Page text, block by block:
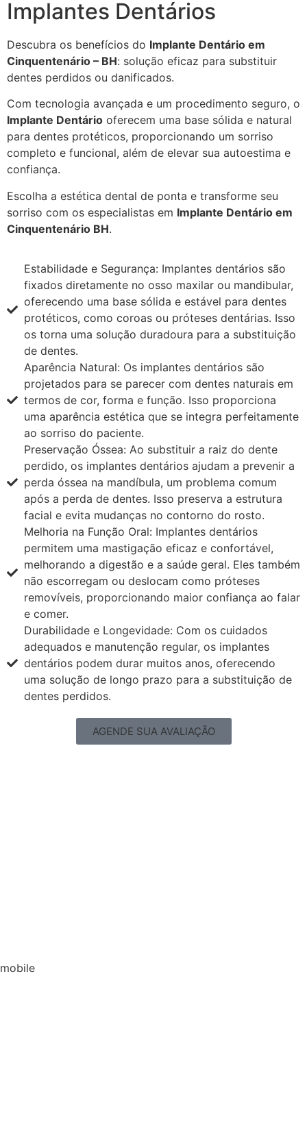
Implantes Dentários
Descubra os benefícios do Implante Dentário em
Cinquentenário – BH: solução eficaz para substituir
dentes perdidos ou danificados.
Com tecnologia avançada e um procedimento seguro, o
Implante Dentário oferecem uma base sólida e natural
para dentes protéticos, proporcionando um sorriso
completo e funcional, além de elevar sua autoestima e
confiança.
Escolha a estética dental de ponta e transforme seu
sorriso com os especialistas em Implante Dentário em
Cinquentenário BH.
Estabilidade e Segurança: Implantes dentários são
fixados diretamente no osso maxilar ou mandibular,
oferecendo uma base sólida e estável para dentes
protéticos, como coroas ou próteses dentárias. Isso
os torna uma solução duradoura para a substituição
de dentes.
Aparência Natural: Os implantes dentários são
projetados para se parecer com dentes naturais em
termos de cor, forma e função. Isso proporciona
uma aparência estética que se integra perfeitamente
ao sorriso do paciente.
Preservação Óssea: Ao substituir a raiz do dente
perdido, os implantes dentários ajudam a prevenir a
perda óssea na mandíbula, um problema comum
após a perda de dentes. Isso preserva a estrutura
facial e evita mudanças no contorno do rosto.
Melhoria na Função Oral: Implantes dentários
permitem uma mastigação eficaz e confortável,
melhorando a digestão e a saúde geral. Eles também
não escorregam ou deslocam como próteses
removíveis, proporcionando maior confiança ao falar
e comer.
Durabilidade e Longevidade: Com os cuidados
adequados e manutenção regular, os implantes
dentários podem durar muitos anos, oferecendo
uma solução de longo prazo para a substituição de
dentes perdidos.
AGENDE SUA AVALIAÇÃO